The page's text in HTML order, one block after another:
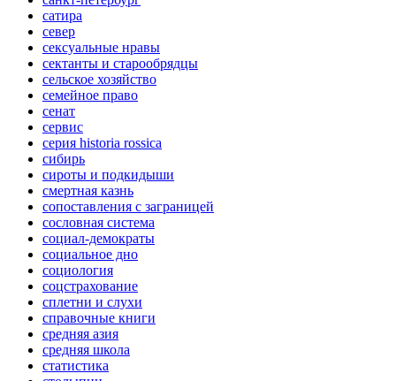
сатира
север
сексуальные нравы
сектанты и старообрядцы
сельское хозяйство
семейное право
сенат
сервис
серия historia rossica
сибирь
сироты и подкидыши
смертная казнь
сопоставления с заграницей
сословная система
социал-демократы
социальное дно
социология
соцстрахование
сплетни и слухи
справочные книги
средняя азия
средняя школа
статистика